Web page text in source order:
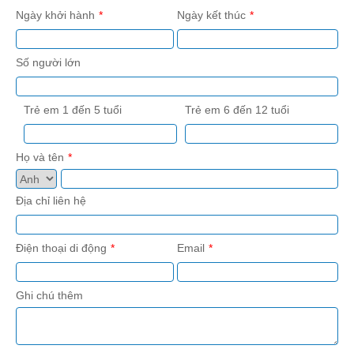
Chợ Bắc Hà
Tây Côn Lĩnh
Ngày khởi hành Ngày kết thúc
Số người lớn
Trẻ em 1 đến 5 tuổi Trẻ em 6 đến 12 tuổi
Họ và tên
Địa chỉ liên hệ
Điện thoại di động Email
Ghi chú thêm